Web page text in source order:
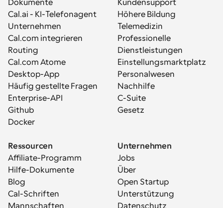
Dokumente
Cal.ai - KI-Telefonagent
Unternehmen
Cal.com integrieren
Routing
Cal.com Atome
Desktop-App
Häufig gestellte Fragen
Enterprise-API
Github
Docker
Kundensupport
Höhere Bildung
Telemedizin
Professionelle
Dienstleistungen
Einstellungsmarktplatz
Personalwesen
Nachhilfe
C-Suite
Gesetz
Ressourcen
Affiliate-Programm
Hilfe-Dokumente
Blog
Cal-Schriften
Mannschaften
Unternehmen
Jobs
Über
Open Startup
Unterstützung
Datenschutz